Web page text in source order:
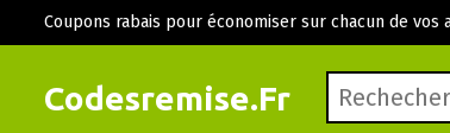
Codesremise.Fr
Coupons rabais pour économiser sur chacun de vos